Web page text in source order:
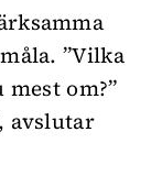
”Vilka
om?”
avslutar